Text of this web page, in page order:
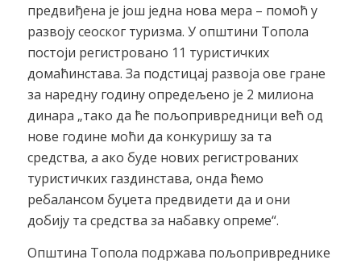
предвиђена је још једна нова мера – помоћ у
развоју сеоског туризма. У општини Топола
постоји регистровано 11 туристичких
домаћинстава. За подстицај развоја ове гране
за наредну годину опредељено је 2 милиона
динара „тако да ће пољопривредници већ од
нове године моћи да конкуришу за та
средства, а ако буде нових регистрованих
туристичких газдинстава, онда ћемо
ребалансом буџета предвидети да и они
добију та средства за набавку опреме“.
Општина Топола подржава пољопривреднике